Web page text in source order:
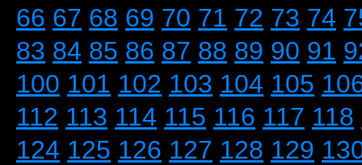
66 67 68 69 70 71 72 73 74
83 84 85 86 87 88 89 90 91
100 101 102 103 104 105
112 113 114 115 116 117 118
124 125 126 127 128 129